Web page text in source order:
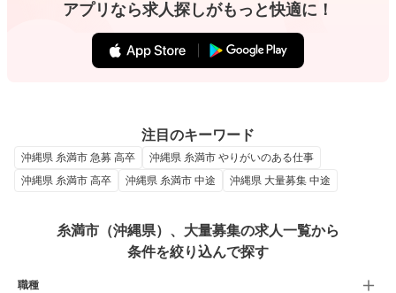
アプリなら求人探しがもっと快適に！
注目のキーワード
沖縄県 糸満市 急募 高卒
沖縄県 糸満市 やりがいのある仕事
沖縄県 糸満市 高卒
沖縄県 糸満市 中途 沖縄県 大量募集 中途
糸満市（沖縄県）、大量募集の求人一覧から
条件を絞り込んで探す
職種